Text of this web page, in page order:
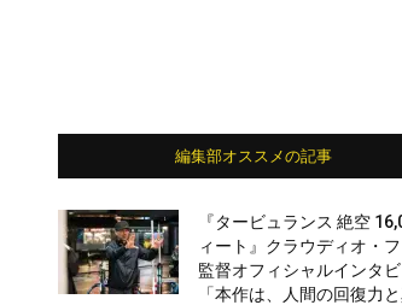
編集部オススメの記事
『タービュランス 絶空
ィート』クラウディオ・
監督オフィシャルインタ
「本作は、人間の回復力